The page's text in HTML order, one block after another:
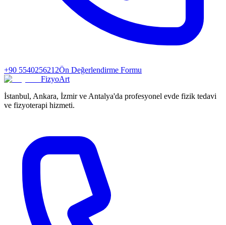
+90 5540256212Ön Değerlendirme Formu
FizyoArt
İstanbul, Ankara, İzmir ve Antalya'da profesyonel evde fizik tedavi
ve fizyoterapi hizmeti.